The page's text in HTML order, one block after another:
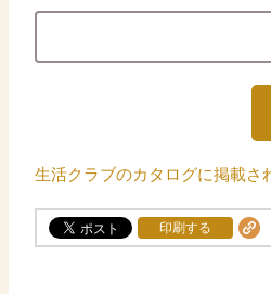
生活クラブのカタログに掲載さ
印刷する